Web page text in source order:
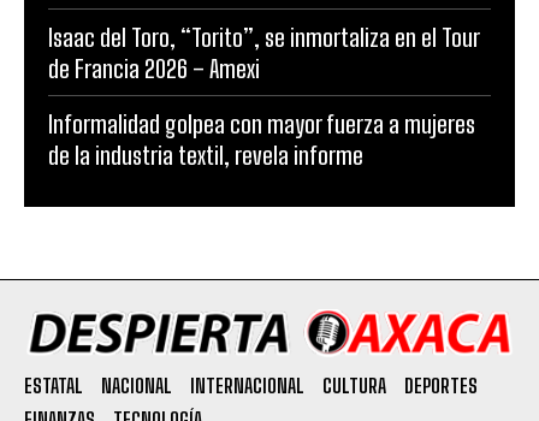
Isaac del Toro, “Torito”, se inmortaliza en el Tour
de Francia 2026 – Amexi
Informalidad golpea con mayor fuerza a mujeres
de la industria textil, revela informe
ESTATAL NACIONAL INTERNACIONAL CULTURA
DEPORTES